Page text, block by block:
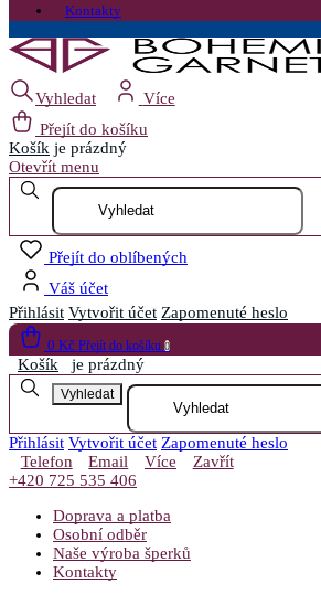
Kontakty
Vyhledat
Více
Přejít do košíku
Košík je prázdný
Otevřít menu
Přejít do oblíbených
Váš účet
Přihlásit Vytvořit účet Zapomenuté heslo
0 Kč Přejít do košíku 0
Košík je prázdný
Vyhledat
Přihlásit Vytvořit účet Zapomenuté heslo
Telefon
Email Více
Zavřít
+420 725 535 406
Doprava a platba
Osobní odběr
Naše výroba šperků
Kontakty